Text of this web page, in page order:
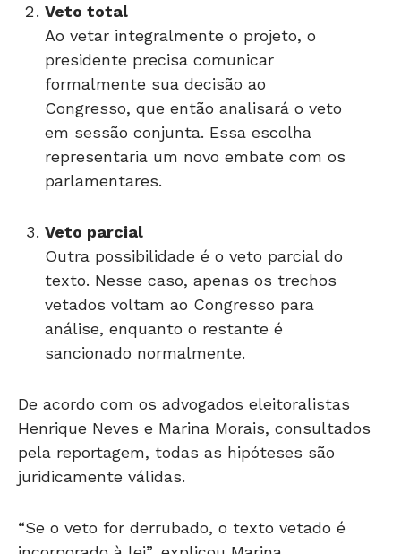
Veto total
Ao vetar integralmente o projeto, o
presidente precisa comunicar
formalmente sua decisão ao
Congresso, que então analisará o veto
em sessão conjunta. Essa escolha
representaria um novo embate com os
parlamentares.
Veto parcial
Outra possibilidade é o veto parcial do
texto. Nesse caso, apenas os trechos
vetados voltam ao Congresso para
análise, enquanto o restante é
sancionado normalmente.
De acordo com os advogados eleitoralistas
Henrique Neves e Marina Morais, consultados
pela reportagem, todas as hipóteses são
juridicamente válidas.
“Se o veto for derrubado, o texto vetado é